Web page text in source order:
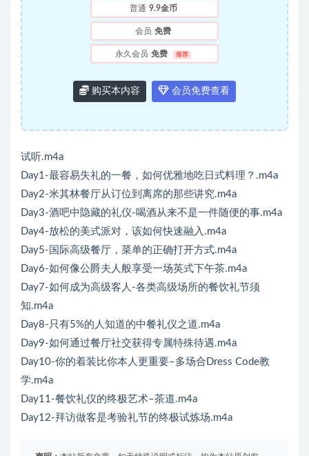
普通 9.9金币
会员 免费
永久会员 免费 推荐
购买本内容 会员免费查看
试听.m4a
Day1-最容易失礼的一餐，如何优雅地吃日式料理？.m4a
Day2-米其林餐厅从订位到离席的那些讲究.m4a
Day3-酒吧中隐藏的礼仪-喝酒从来不是一件随便的事.m4a
Day4-放松的美式派对，该如何快速融入.m4a
Day5-国际高级餐厅，菜单的正确打开方式.m4a
Day6-如何像公爵夫人般享受一场英式下午茶.m4a
Day7-如何成为高级客人-各类高级场所的餐饮礼节须
知.m4a
Day8-只有5%的人知道的中餐礼仪之道.m4a
Day9-如何通过餐厅社交获得专属特殊待遇.m4a
Day10-你的着装比你本人更重要–多场合Dress Code教
学.m4a
Day11-餐饮礼仪的终极艺术–茶道.m4a
Day12-拜访做客是考验礼节的终极试炼场.m4a